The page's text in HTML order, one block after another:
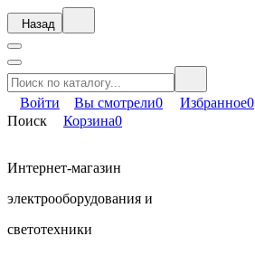
Назад
Войти Вы смотрели0 Избранное0
Поиск
Корзина0
Интернет-магазин
электрооборудования и
светотехники